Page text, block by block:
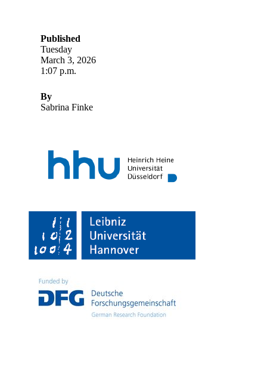
Published
Tuesday
March 3, 2026
1:07 p.m.
By
Sabrina Finke